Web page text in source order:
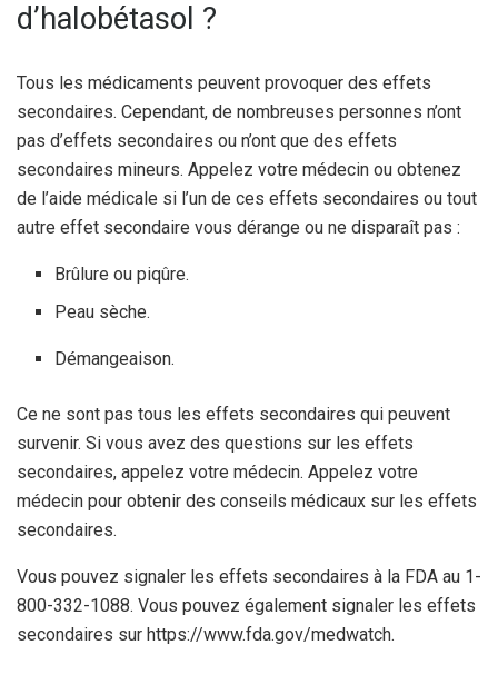
d’halobétasol ?
Tous les médicaments peuvent provoquer des effets
secondaires. Cependant, de nombreuses personnes n’ont
pas d’effets secondaires ou n’ont que des effets
secondaires mineurs. Appelez votre médecin ou obtenez
de l’aide médicale si l’un de ces effets secondaires ou tout
autre effet secondaire vous dérange ou ne disparaît pas :
Brûlure ou piqûre.
Peau sèche.
Démangeaison.
Ce ne sont pas tous les effets secondaires qui peuvent
survenir. Si vous avez des questions sur les effets
secondaires, appelez votre médecin. Appelez votre
médecin pour obtenir des conseils médicaux sur les effets
secondaires.
Vous pouvez signaler les effets secondaires à la FDA au 1-
800-332-1088. Vous pouvez également signaler les effets
secondaires sur https://www.fda.gov/medwatch.